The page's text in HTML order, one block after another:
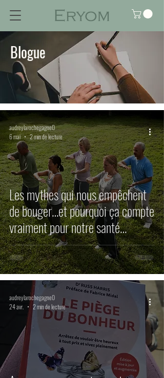
Blogue
Les mythes qui nous empêchent
de bouger…et pourquoi ça compte
vraiment pour notre santé
mentale
audreylarochegagne0
6 mai
2 min de lecture
audreylarochegagne0
24 avr.
2 min de lecture